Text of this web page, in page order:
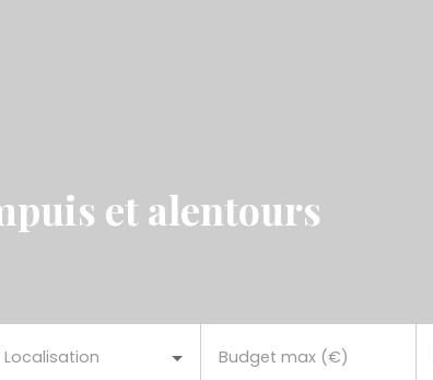
et alentours
Localisation Budget max (€)